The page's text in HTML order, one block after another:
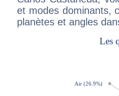
et modes dominants,
planètes et angles